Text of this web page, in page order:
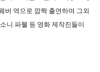
버 역으로 깜짝 출연하며 그외
니 파웰 등 영화 제작진들이